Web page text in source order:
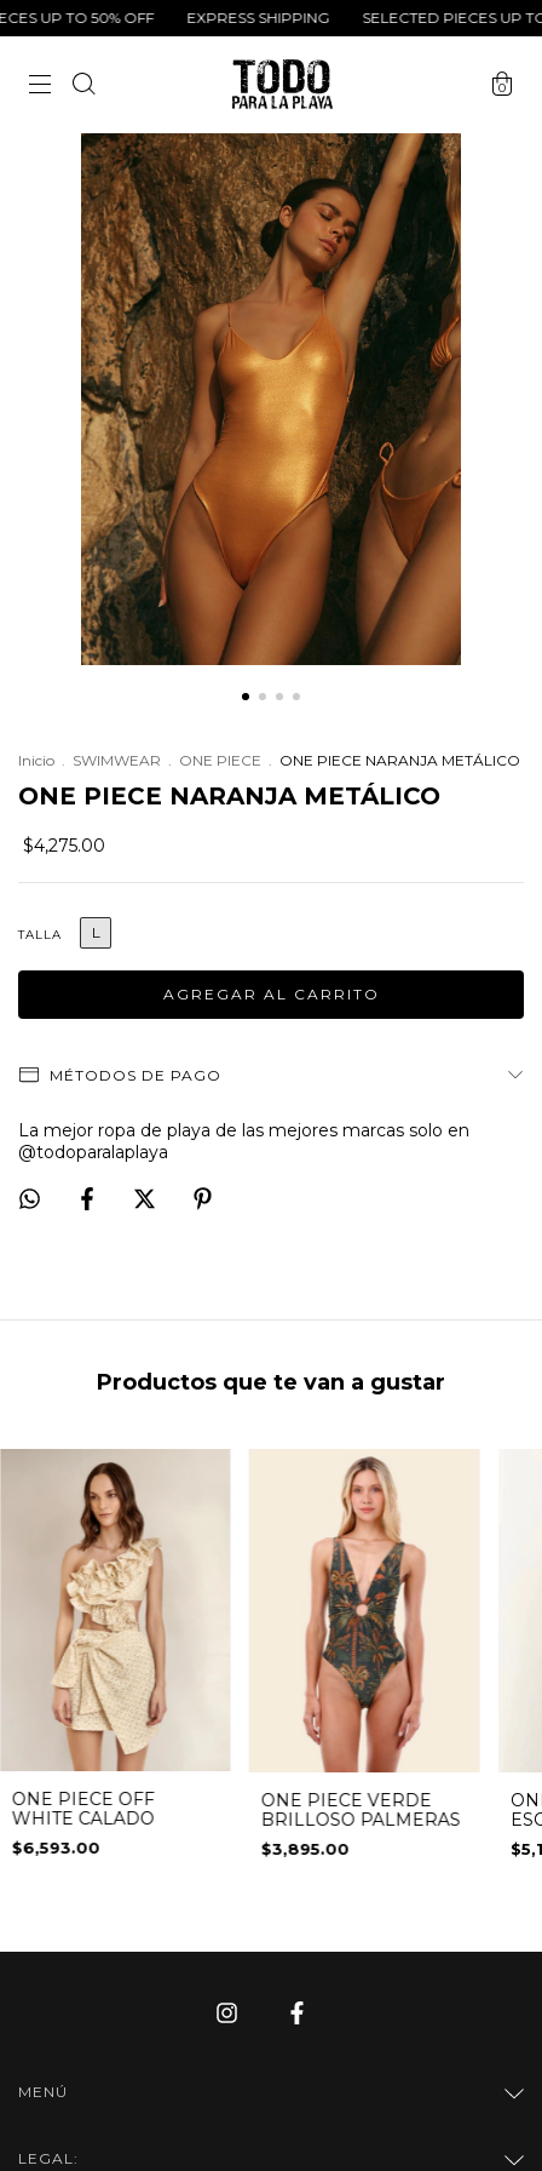
UP TO 50% OFF EXPRESS SHIPPING SELECTED PIECES UP TO
0
Inicio . SWIMWEAR . ONE PIECE . ONE PIECE NARANJA METÁLICO
ONE PIECE NARANJA METÁLICO
$4,275.00
TALLA L
MÉTODOS DE PAGO
La mejor ropa de playa de las mejores marcas solo en
@todoparalaplaya
Productos que te van a gustar
ONE PIECE OFF
WHITE CALADO
$6,593.00
ONE PIECE VERDE
BRILLOSO PALMERAS
$3,895.00
MENÚ
LEGAL: